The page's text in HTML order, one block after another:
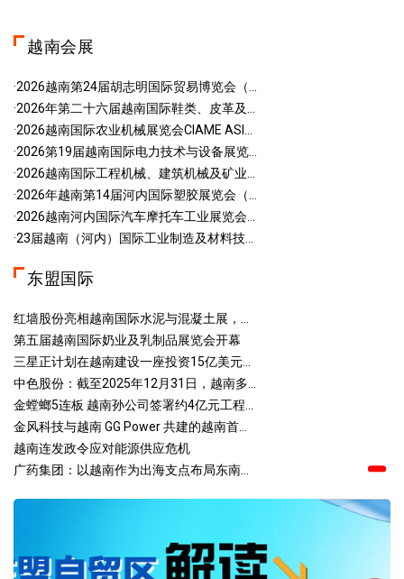
越南会展
·2026越南第24届胡志明国际贸易博览会（...
·2026年第二十六届越南国际鞋类、皮革及...
·2026越南国际农业机械展览会CIAME ASI...
·2026第19届越南国际电力技术与设备展览...
·2026越南国际工程机械、建筑机械及矿业...
·2026年越南第14届河内国际塑胶展览会（...
·2026越南河内国际汽车摩托车工业展览会...
·23届越南（河内）国际工业制造及材料技...
东盟国际
红墙股份亮相越南国际水泥与混凝土展，...
第五届越南国际奶业及乳制品展览会开幕
三星正计划在越南建设一座投资15亿美元...
中色股份：截至2025年12月31日，越南多...
金螳螂5连板 越南孙公司签署约4亿元工程...
金风科技与越南 GG Power 共建的越南首...
越南连发政令应对能源供应危机
广药集团：以越南作为出海支点布局东南...